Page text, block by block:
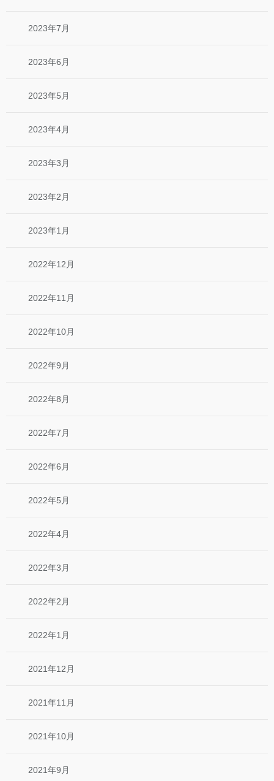
2023年7月
2023年6月
2023年5月
2023年4月
2023年3月
2023年2月
2023年1月
2022年12月
2022年11月
2022年10月
2022年9月
2022年8月
2022年7月
2022年6月
2022年5月
2022年4月
2022年3月
2022年2月
2022年1月
2021年12月
2021年11月
2021年10月
2021年9月